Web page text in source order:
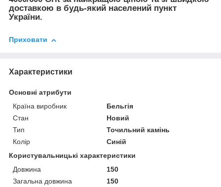
доставкою в будь-який населений пункт
України.
Приховати
Характеристики
Основні атрибути
Країна виробник
Бельгія
Стан
Новий
Тип
Точильний камінь
Колір
Синій
Користувальницькі характеристики
Довжина
150
Загальна довжина
150